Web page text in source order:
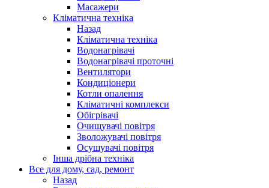
Масажери
Кліматична техніка
Назад
Кліматична техніка
Водонагрівачі
Водонагрівачі проточні
Вентилятори
Кондиціонери
Котли опалення
Кліматичні комплекси
Обігрівачі
Очищувачі повітря
Зволожувачі повітря
Осушувачі повітря
Інша дрібна техніка
Все для дому, сад, ремонт
Назад